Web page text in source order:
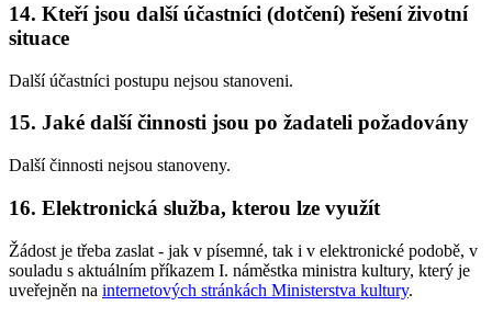
14. Kteří jsou další účastníci (dotčení) řešení životní
situace
Další účastníci postupu nejsou stanoveni.
15. Jaké další činnosti jsou po žadateli požadovány
Další činnosti nejsou stanoveny.
16. Elektronická služba, kterou lze využít
Žádost je třeba zaslat - jak v písemné, tak i v elektronické podobě, v
souladu s aktuálním příkazem I. náměstka ministra kultury, který je
uveřejněn na internetových stránkách Ministerstva kultury.